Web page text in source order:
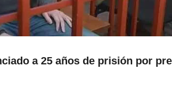
a 25 años de prisión por